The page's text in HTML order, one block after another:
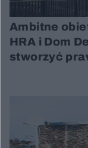
Ambitne
HRA i Dom
stworzyć